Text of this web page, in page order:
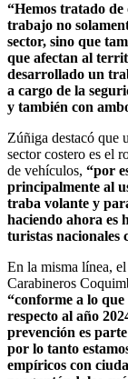
“Hemos tratado
trabajo no
sector, sino que
que afectan al
desarrollado un
a cargo de la
y también con
Zúñiga destacó que
sector costero es el
de vehículos, “por
principalmente al
traba volante y
haciendo ahora es
turistas nacionales
En la misma línea,
Carabineros
“conforme a lo
respecto al año
prevención es
por lo tanto
empíricos con